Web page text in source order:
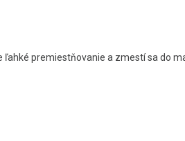
premiestňovanie a zmestí sa do